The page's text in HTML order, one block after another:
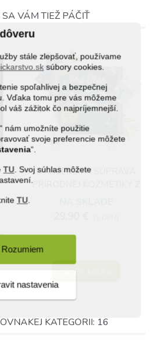
stále zlepšovať, používame
súbory cookies.
spoľahlivej a bezpečnej
Vďaka tomu pre vás môžeme
váš zážitok čo najpríjemnejší.
“ nám umožníte použitie
svoje preferencie môžete
“.
TU. Svoj súhlas môžete
TU.
Rozumiem
nastavenia
VÁM TIEŽ PÁČIŤ
DARČEKOVÁ SÚPRAVA
PRÍRODNEJ KOZMETIKY Z
Do košíka
KATEGÓRII: 16